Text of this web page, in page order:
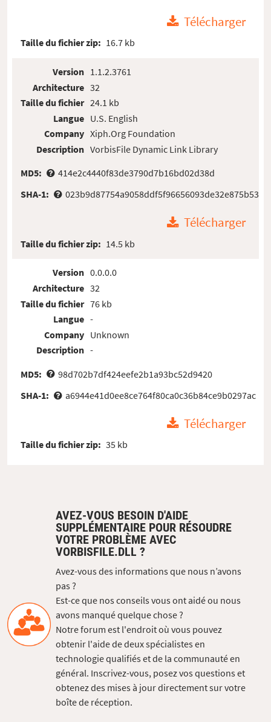
Télécharger
Taille du fichier zip: 16.7 kb
Version
Architecture
Taille du fichier
Langue
Company
Description
1.1.2.3761
32
24.1 kb
U.S. English
Xiph.Org Foundation
VorbisFile Dynamic Link Library
MD5:
414e2c4440f83de3790d7b16bd02d38d
SHA-1:
023b9d87754a9058ddf5f96656093de32e875b53
Télécharger
Taille du fichier zip: 14.5 kb
Version
Architecture
Taille du fichier
Langue
Company
Description
0.0.0.0
32
76 kb
-
Unknown
-
MD5:
98d702b7df424eefe2b1a93bc52d9420
SHA-1:
a6944e41d0ee8ce764f80ca0c36b84ce9b0297ac
Télécharger
Taille du fichier zip: 35 kb
AVEZ-VOUS BESOIN D'AIDE
SUPPLÉMENTAIRE POUR RÉSOUDRE
VOTRE PROBLÈME AVEC
VORBISFILE.DLL ?
Avez-vous des informations que nous n’avons
pas ?
Est-ce que nos conseils vous ont aidé ou nous
avons manqué quelque chose ?
Notre forum est l'endroit où vous pouvez
obtenir l'aide de deux spécialistes en
technologie qualifiés et de la communauté en
général. Inscrivez-vous, posez vos questions et
obtenez des mises à jour directement sur votre
boîte de réception.